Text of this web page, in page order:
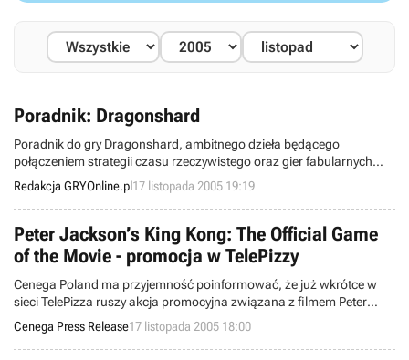
Poradnik: Dragonshard
Poradnik do gry Dragonshard, ambitnego dzieła będącego
połączeniem strategii czasu rzeczywistego oraz gier fabularnych
czyli RPG. Materiał zawiera opis dwóch kampanii z uwzględnieniem
zadań głównych jak i pobocznych.
Redakcja GRYOnline.pl17 listopada 2005 19:19
Peter Jackson’s King Kong: The Official Game
of the Movie - promocja w TelePizzy
Cenega Poland ma przyjemność poinformować, że już wkrótce w
sieci TelePizza ruszy akcja promocyjna związana z filmem Peter
Jackson’s King Kong oraz nową grą Ubisoftu – Peter Jackson’s King
Kong: The Official Game of the Movie.
Cenega Press Release17 listopada 2005 18:00